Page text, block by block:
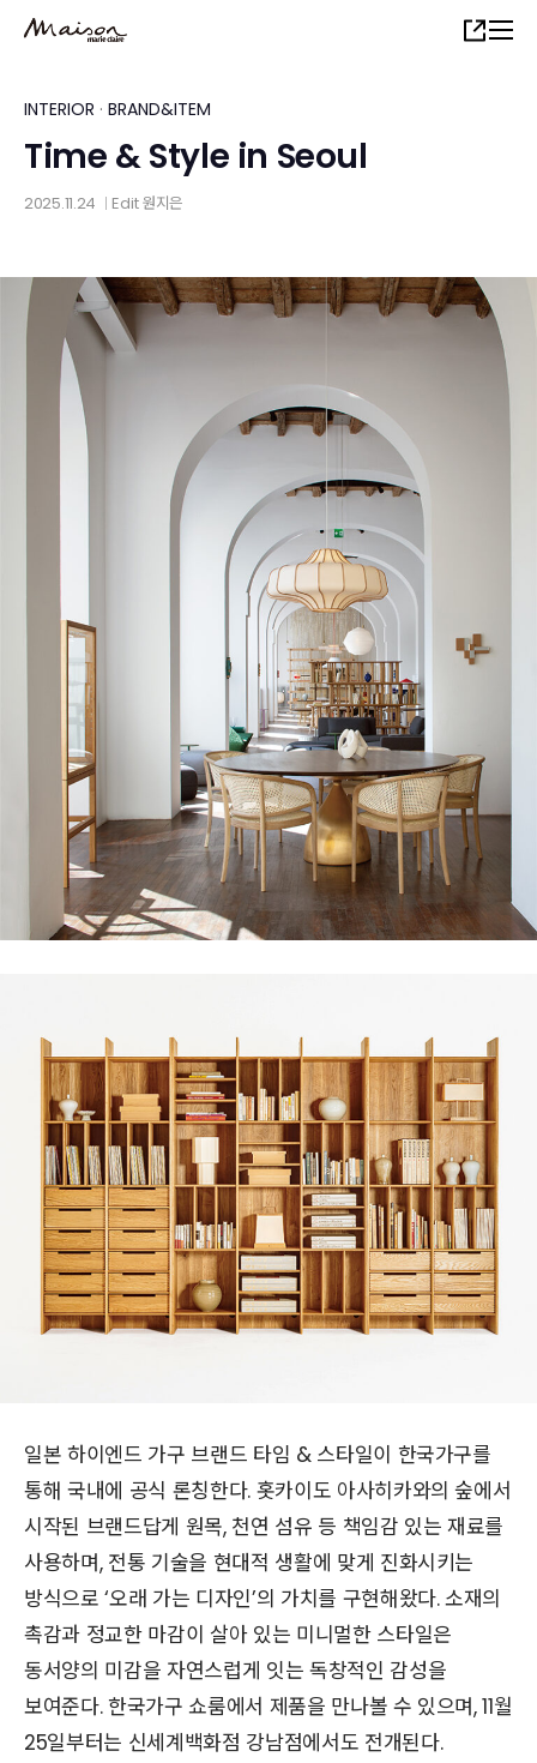
content
Share
INTERIOR · BRAND&ITEM
Time & Style in Seoul
2025.11.24 Edit원지은
일본 하이엔드 가구 브랜드 타임 & 스타일이 한국가구를
통해 국내에 공식 론칭한다. 홋카이도 아사히카와의 숲에서
시작된 브랜드답게 원목, 천연 섬유 등 책임감 있는 재료를
사용하며, 전통 기술을 현대적 생활에 맞게 진화시키는
방식으로 ‘오래 가는 디자인’의 가치를 구현해왔다. 소재의
촉감과 정교한 마감이 살아 있는 미니멀한 스타일은
동서양의 미감을 자연스럽게 잇는 독창적인 감성을
보여준다. 한국가구 쇼룸에서 제품을 만나볼 수 있으며, 11월
25일부터는 신세계백화점 강남점에서도 전개된다.